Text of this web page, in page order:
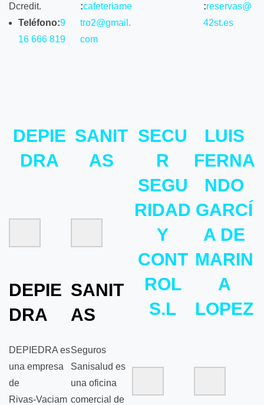
Dcredit.
Teléfono:9
16 666 819
:cafeteriame
tro2@gmail.
com
:reservas@
42st.es
DEPIE
DRA
DEPIE
DRA
DEPIEDRA es
una empresa
de
Rivas‑Vaciam
SANIT
AS
SANIT
AS
Seguros
Sanisalud es
una oficina
comercial de
SECU
R
SEGU
RIDAD
Y
CONT
ROL
S.L
LUIS
FERNA
NDO
GARCÍ
A DE
MARIN
A
LOPEZ